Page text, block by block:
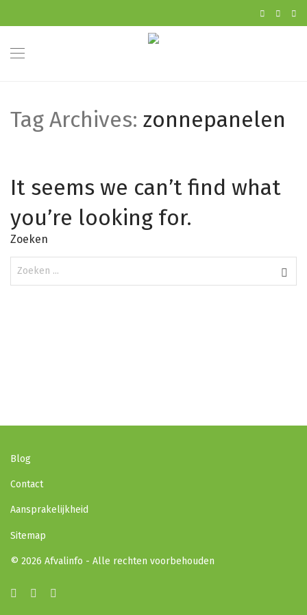
Tag Archives: zonnepanelen
It seems we can’t find what
you’re looking for.
Zoeken
Blog
Contact
Aansprakelijkheid
Sitemap
© 2026 Afvalinfo - Alle rechten voorbehouden